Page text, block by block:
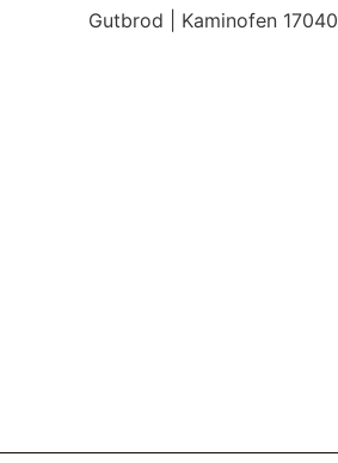
Gutbrod | Kaminofen 17040